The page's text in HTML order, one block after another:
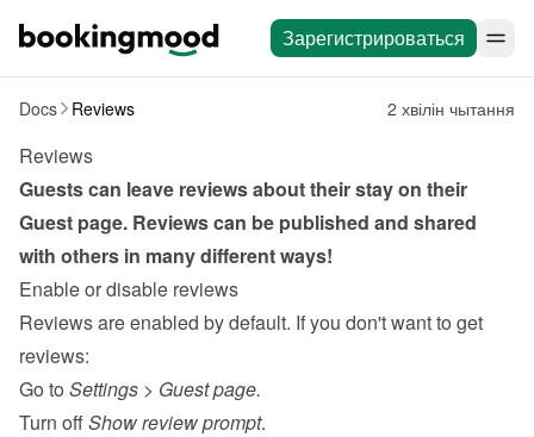
Зарегистрироваться
Docs Reviews 2 хвілін чытання
Reviews
Guest page. Reviews can be published and shared
with others in many different ways!
Enable or disable reviews
Reviews are enabled by default. If you don't want to get
reviews:
Go to Settings > Guest page.
Turn off Show review prompt.